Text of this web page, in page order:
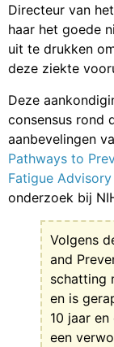
Directeur van
haar het goede
uit te drukken
deze ziekte
Deze
consensus rond
aanbevelingen
Pathways to
Fatigue
onderzoek bij
Volgens
and
schatting
en is
10 jaar
een